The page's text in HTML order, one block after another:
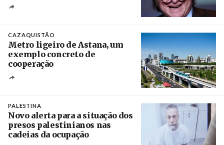
CAZAQUISTÃO
Metro ligeiro de Astana, um
exemplo concreto de
cooperação
PALESTINA
Novo alerta para a situação dos
presos palestinianos nas
cadeias da ocupação